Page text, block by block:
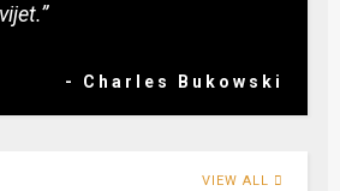
- Charles Bukowski
VIEW ALL